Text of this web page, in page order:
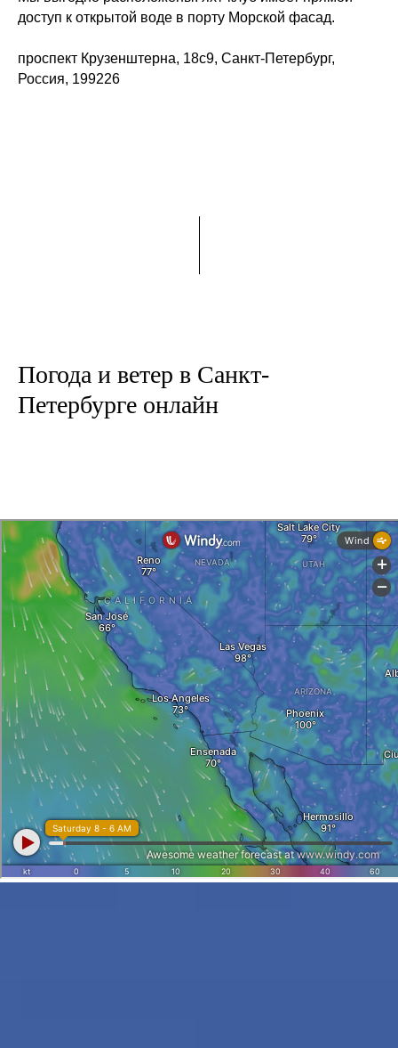
доступ к открытой воде в порту Морской фасад.
проспект Крузенштерна, 18с9, Санкт-Петербург,
Россия, 199226
Погода и ветер в Санкт-
Петербурге онлайн